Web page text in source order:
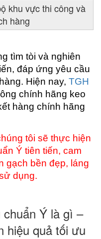
khu vực thi công và
hàng
tìm tòi và nghiên
đáp ứng yêu cầu
Hiện nay, TGH
chính hãng keo
hàng chính hãng
tôi sẽ thực hiện
Ý tiên tiến, cam
gạch bền đẹp, láng
dụng.
Ý là gì –
hiệu quả tối ưu